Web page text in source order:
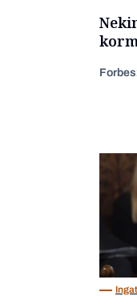
Forbes